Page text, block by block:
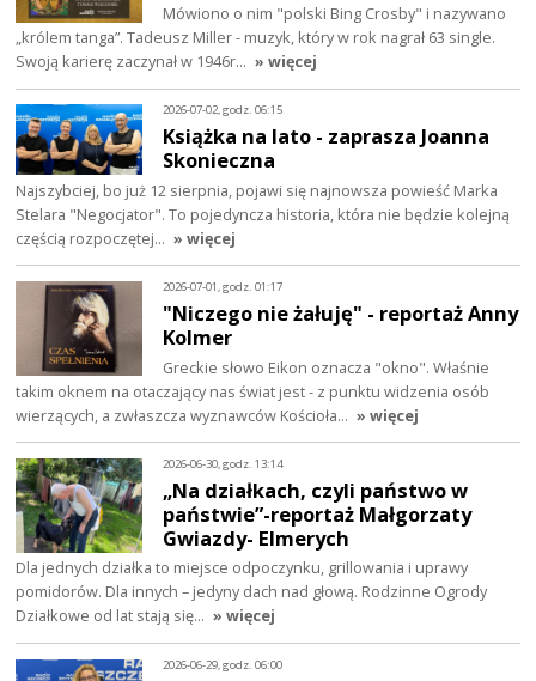
Mówiono o nim "polski Bing Crosby" i nazywano
„królem tanga”. Tadeusz Miller - muzyk, który w rok nagrał 63 single.
Swoją karierę zaczynał w 1946r… » więcej
2026-07-02, godz. 06:15
Książka na lato - zaprasza Joanna
Skonieczna
Najszybciej, bo już 12 sierpnia, pojawi się najnowsza powieść Marka
Stelara "Negocjator". To pojedyncza historia, która nie będzie kolejną
częścią rozpoczętej… » więcej
2026-07-01, godz. 01:17
"Niczego nie żałuję" - reportaż Anny
Kolmer
Greckie słowo Eikon oznacza "okno". Właśnie
takim oknem na otaczający nas świat jest - z punktu widzenia osób
wierzących, a zwłaszcza wyznawców Kościoła… » więcej
2026-06-30, godz. 13:14
„Na działkach, czyli państwo w
państwie”-reportaż Małgorzaty
Gwiazdy- Elmerych
Dla jednych działka to miejsce odpoczynku, grillowania i uprawy
pomidorów. Dla innych – jedyny dach nad głową. Rodzinne Ogrody
Działkowe od lat stają się… » więcej
2026-06-29, godz. 06:00